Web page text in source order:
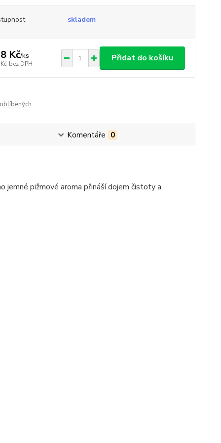
skladem
Kč/ks
bez DPH
Přidat do košíku
Komentáře 0
jemné pižmové aroma přináší dojem čistoty a